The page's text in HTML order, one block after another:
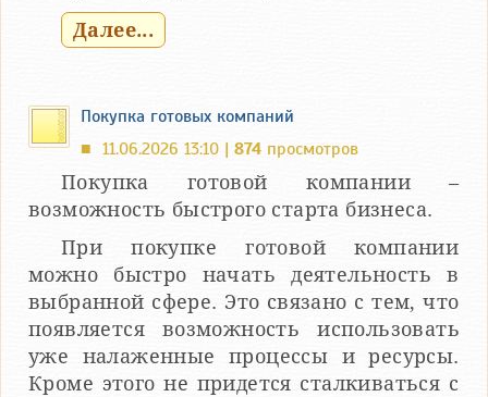
Далее...
Покупка готовых компаний
■ 11.06.2026 13:10 | 874 просмотров
Покупка готовой компании –
возможность быстрого старта бизнеса.
При покупке готовой компании
можно быстро начать деятельность в
выбранной сфере. Это связано с тем, что
появляется возможность использовать
уже налаженные процессы и ресурсы.
Кроме этого не придется сталкиваться с